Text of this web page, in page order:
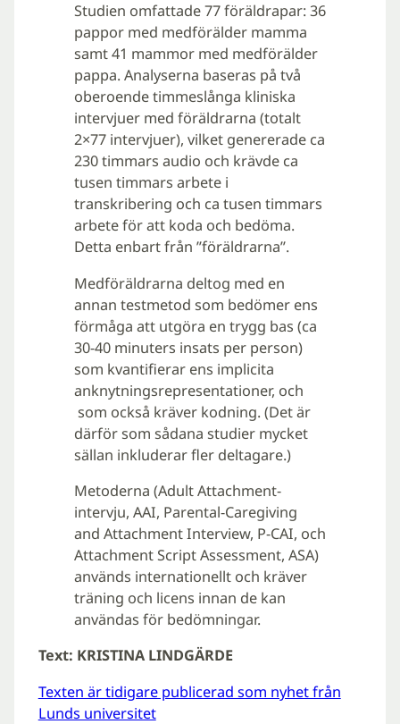
Studien omfattade 77 föräldrapar: 36
pappor med medförälder mamma
samt 41 mammor med medförälder
pappa. Analyserna baseras på två
oberoende timmeslånga kliniska
intervjuer med föräldrarna (totalt
2×77 intervjuer), vilket genererade ca
230 timmars audio och krävde ca
tusen timmars arbete i
transkribering och ca tusen timmars
arbete för att koda och bedöma.
Detta enbart från ”föräldrarna”.
Medföräldrarna deltog med en
annan testmetod som bedömer ens
förmåga att utgöra en trygg bas (ca
30-40 minuters insats per person)
som kvantifierar ens implicita
anknytningsrepresentationer, och
som också kräver kodning. (Det är
därför som sådana studier mycket
sällan inkluderar fler deltagare.)
Metoderna (Adult Attachment-
intervju, AAI, Parental-Caregiving
and Attachment Interview, P-CAI, och
Attachment Script Assessment, ASA)
används internationellt och kräver
träning och licens innan de kan
användas för bedömningar.
Text: KRISTINA LINDGÄRDE
Texten är tidigare publicerad som nyhet från
Lunds universitet